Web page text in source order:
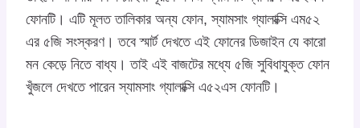
ফোনটি। এটি মূলত তালিকার অন্য ফোন, স্যামসাং গ্যালাক্সি এম৫২
এর ৫জি সংস্করণ। তবে স্মার্ট দেখতে এই ফোনের ডিজাইন যে কারো
মন কেড়ে নিতে বাধ্য। তাই এই বাজটের মধ্যে ৫জি সুবিধাযুক্ত ফোন
খুঁজলে দেখতে পারেন স্যামসাং গ্যালাক্সি এ৫২এস ফোনটি।